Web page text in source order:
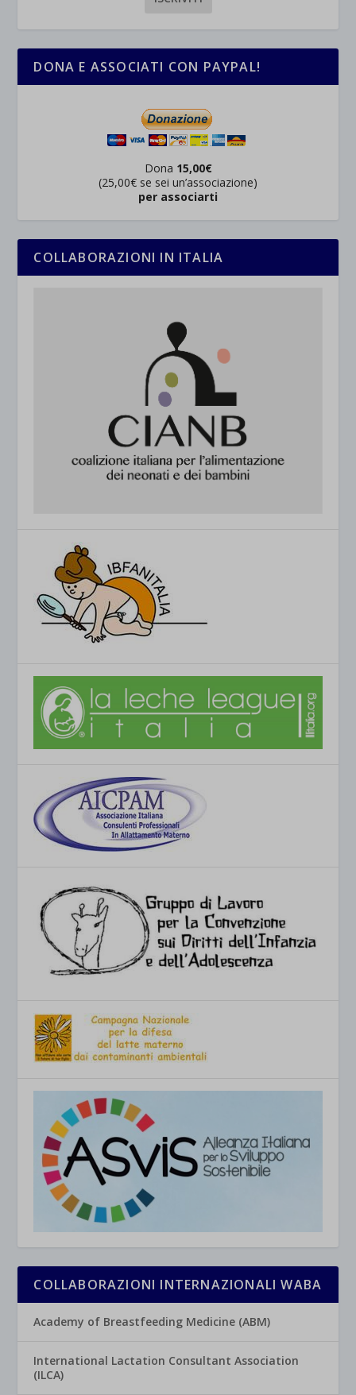
DONA E ASSOCIATI CON PAYPAL!
Dona 15,00€
(25,00€ se sei un’associazione)
per associarti
COLLABORAZIONI IN ITALIA
COLLABORAZIONI INTERNAZIONALI WABA
Academy of Breastfeeding Medicine (ABM)
International Lactation Consultant Association
(ILCA)